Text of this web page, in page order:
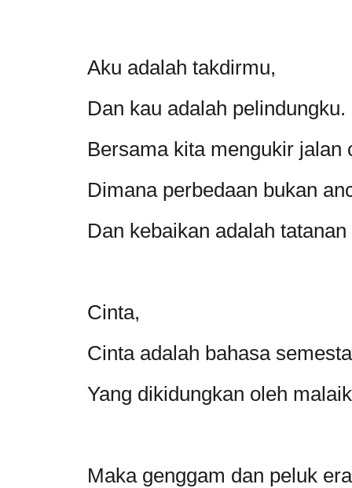
Aku adalah takdirmu,
Dan kau adalah pelindungku.
Bersama kita mengukir jalan
Dimana perbedaan bukan
Dan kebaikan adalah
Cinta,
Cinta adalah bahasa semesta
Yang dikidungkan oleh
Maka genggam dan peluk